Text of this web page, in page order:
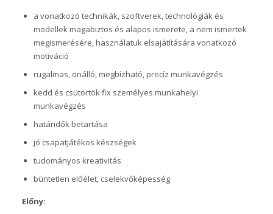
a vonatkozó technikák, szoftverek, technológiák és
modellek magabiztos és alapos ismerete, a nem ismertek
megismerésére, használatuk elsajátítására vonatkozó
motiváció
rugalmas, önálló, megbízható, precíz munkavégzés
kedd és csütörtök fix személyes munkahelyi
munkavégzés
határidők betartása
jó csapatjátékos készségek
tudományos kreativitás
büntetlen előélet, cselekvőképesség
Előny: